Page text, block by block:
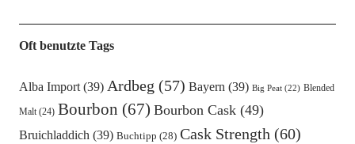
Oft benutzte Tags
Alba Import(39) Ardbeg (57) Bayern(39) Big Peat(22) Blended
Malt(24) Bourbon (67) Bourbon Cask(49)
Bruichladdich(39) Buchtipp (28) Cask Strength (60)